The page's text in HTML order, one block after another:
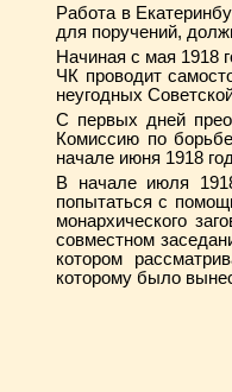
Работа в
для поручений,
Начиная с мая 1918
ЧК проводит
неугодных
С первых дней
Комиссию по
начале июня 1918
В начале июля
попытаться с
монархического
совместном
котором
которому было